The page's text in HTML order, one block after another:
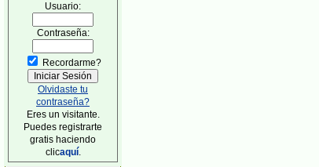
Usuario:
Contraseña:
Recordarme?
Olvidaste tu
contraseña?
Eres un visitante.
Puedes registrarte
gratis haciendo
clicaquí.